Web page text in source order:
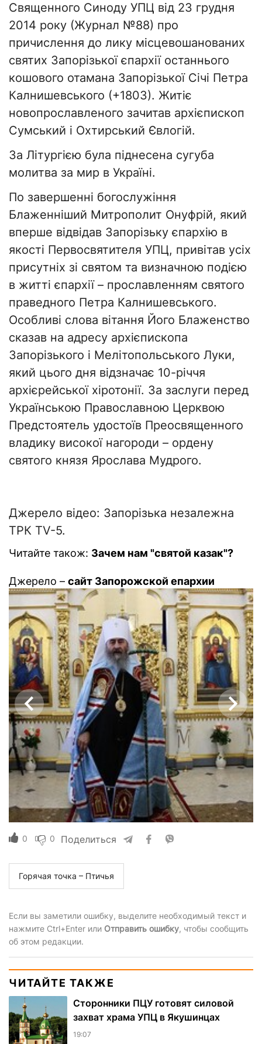
Священного Синоду УПЦ від 23 грудня
2014 року (Журнал №88) про
причислення до лику місцевошанованих
святих Запорізької єпархії останнього
кошового отамана Запорізької Січі Петра
Калнишевського (+1803). Житіє
новопрославленого зачитав архієпископ
Сумський і Охтирський Євлогій.
За Літургією була піднесена сугуба
молитва за мир в Україні.
По завершенні богослужіння
Блаженніший Митрополит Онуфрій, який
вперше відвідав Запорізьку єпархію в
якості Первосвятителя УПЦ, привітав усіх
присутніх зі святом та визначною подією
в житті єпархії – прославленням святого
праведного Петра Калнишевського.
Особливі слова вітання Його Блаженство
сказав на адресу архієпископа
Запорізького і Мелітопольського Луки,
який цього дня відзначає 10-річчя
архієрейської хіротонії. За заслуги перед
Українською Православною Церквою
Предстоятель удостоїв Преосвященного
владику високої нагороди – ордену
святого князя Ярослава Мудрого.
Джерело відео: Запорізька незалежна
ТРК TV-5.
Читайте також: Зачем нам "святой казак"?
Джерело – сайт Запорожской епархии
0 0 Поделиться
Горячая точка – Птичья
Если вы заметили ошибку, выделите необходимый текст и
нажмите Ctrl+Enter или Отправить ошибку, чтобы сообщить
об этом редакции.
ЧИТАЙТЕ ТАКЖЕ
Сторонники ПЦУ готовят силовой
захват храма УПЦ в Якушинцах
19:07